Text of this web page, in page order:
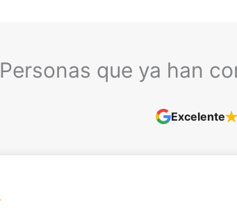
Personas que ya han
Excelente